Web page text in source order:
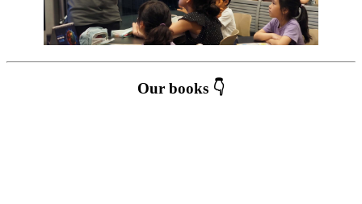
Our books 👇